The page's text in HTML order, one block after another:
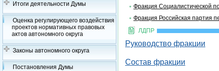
Итоги деятельности Думы
Оценка регулирующего воздействия
проектов нормативных правовых
актов автономного округа
Законы автономного округа
Постановления Думы
Фракция
Фракция Российская партия
ЛДПР
Руководство фракции
Состав фракции